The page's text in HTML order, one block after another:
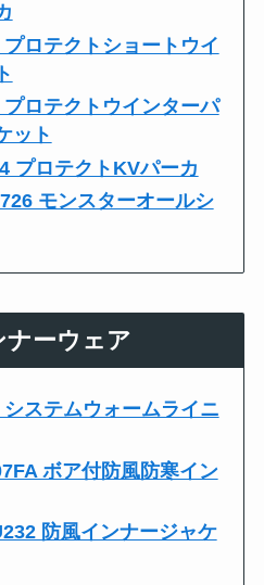
ロテクトショートウイ
ロテクトウインターパ
ット
プロテクトKVパーカ
モンスターオールシ
ナーウェア
ステムウォームライニ
ボア付防風防寒イン
防風インナージャケ